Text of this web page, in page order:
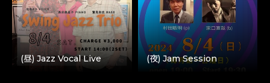
(昼) Jazz Vocal Live (夜) Jam Session